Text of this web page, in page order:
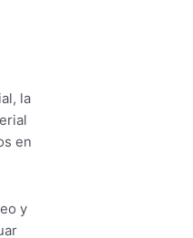
la
en
y